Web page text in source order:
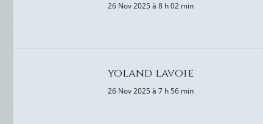
26 Nov 2025 à 8 h 02 min
yoland lavoie
26 Nov 2025 à 7 h 56 min